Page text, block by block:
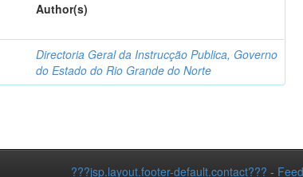
Author(s)
Directoria Geral da Instrucção Publica, Governo
do Estado do Rio Grande do Norte
???jsp.layout.footer-default.contact??? -